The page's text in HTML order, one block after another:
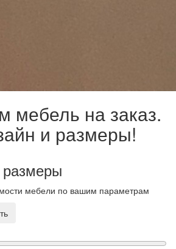
мебель на заказ.
и размеры!
мебели по вашим параметрам